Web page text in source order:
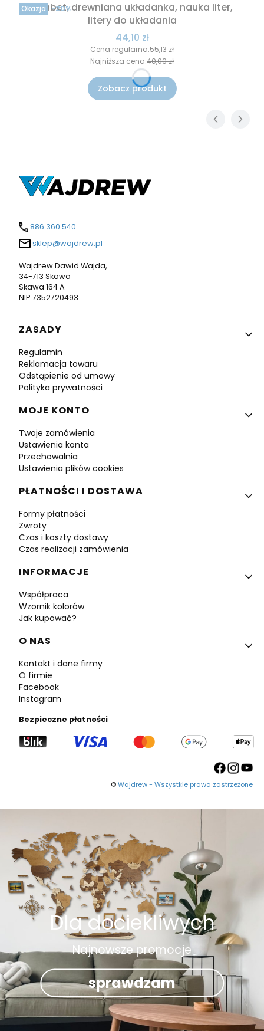
Okazja
Alfabet, drewniana układanka, nauka liter,
litery do układania
Cena promocyjna
44,10 zł
Cena regularna:55,13 zł
-20%
Najniższa cena:40,00 zł
Zobacz produkt
886 360 540
sklep@wajdrew.pl
Wajdrew Dawid Wajda,
34-713 Skawa
Skawa 164 A
NIP 7352720493
Linki w stopce
ZASADY
Regulamin
Reklamacja towaru
Odstąpienie od umowy
Polityka prywatności
MOJE KONTO
Twoje zamówienia
Ustawienia konta
Przechowalnia
Ustawienia plików cookies
PŁATNOŚCI I DOSTAWA
Formy płatności
Zwroty
Czas i koszty dostawy
Czas realizacji zamówienia
INFORMACJE
Współpraca
Wzornik kolorów
Jak kupować?
O NAS
Kontakt i dane firmy
O firmie
Facebook
Instagram
Bezpieczne płatności
©Wajdrew - Wszystkie prawa zastrzeżone
Dla dociekliwych
Najnowsze promocje
sprawdzam